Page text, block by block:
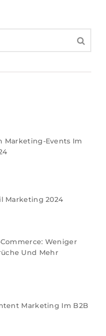
Marketing-Events Im
Marketing 2024
Weniger
Und Mehr
Marketing Im B2B